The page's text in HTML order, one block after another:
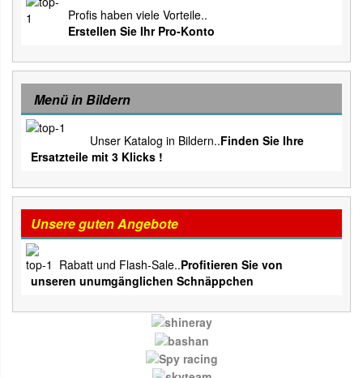
Profis haben viele Vorteile..
Erstellen Sie Ihr Pro-Konto
Menü in Bildern
Unser Katalog in Bildern..Finden Sie Ihre
Ersatzteile mit 3 Klicks !
Unsere guten Angebote
Rabatt und Flash-Sale..Profitieren Sie von
unseren unumgänglichen Schnäppchen